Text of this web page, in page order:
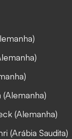
(Alemanha)
(Arábia Saudita)